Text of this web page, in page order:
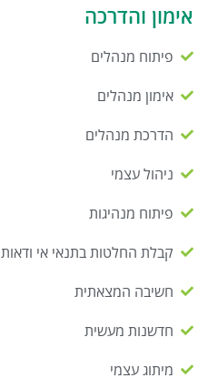
אימון והדרכה
פיתוח מנהלים
אימון מנהלים
הדרכת מנהלים
ניהול עצמי
פיתוח מנהיגות
קבלת החלטות בתנאי אי ודאות
חשיבה המצאתית
חדשנות מעשית
מיתוג עצמי